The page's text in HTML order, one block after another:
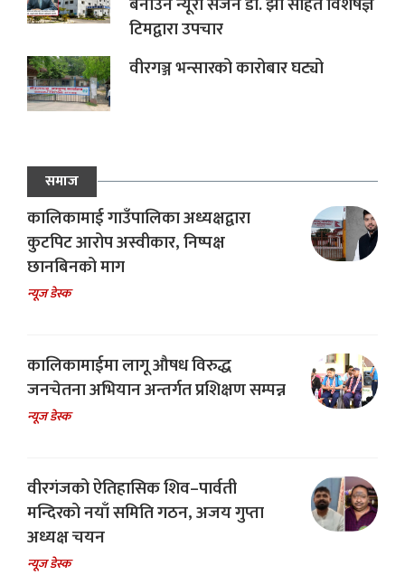
टिमद्वारा उपचार
वीरगञ्ज भन्सारको कारोबार घट्यो
समाज
कालिकामाई गाउँपालिका अध्यक्षद्वारा
कुटपिट आरोप अस्वीकार, निष्पक्ष
छानबिनको माग
न्यूज डेस्क
कालिकामाईमा लागू औषध विरुद्ध
जनचेतना अभियान अन्तर्गत प्रशिक्षण सम्पन्न
न्यूज डेस्क
वीरगंजको ऐतिहासिक शिव–पार्वती
मन्दिरको नयाँ समिति गठन, अजय गुप्ता
अध्यक्ष चयन
न्यूज डेस्क